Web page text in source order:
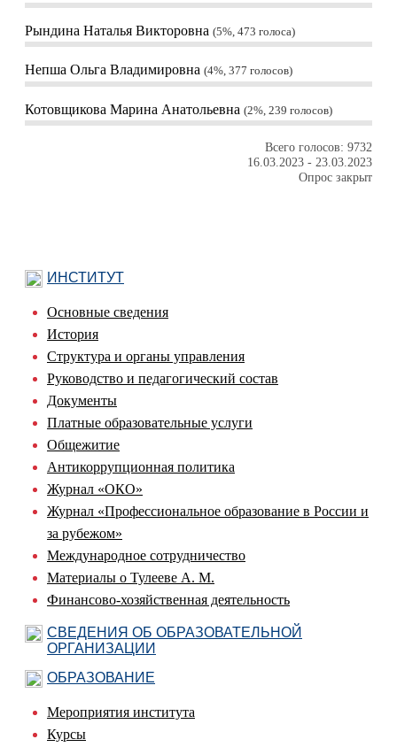
Рындина Наталья Викторовна 5%, 473 голоса
Непша Ольга Владимировна 4%, 377 голосов
Котовщикова Марина Анатольевна 2%, 239 голосов
Всего голосов: 9732
16.03.2023 - 23.03.2023
Опрос закрыт
ИНСТИТУТ
Основные сведения
История
Структура и органы управления
Руководство и педагогический состав
Документы
Платные образовательные услуги
Общежитие
Антикоррупционная политика
Журнал «ОКО»
Журнал «Профессиональное образование в России и
за рубежом»
Международное сотрудничество
Материалы о Тулееве А. М.
Финансово-хозяйственная деятельность
СВЕДЕНИЯ ОБ ОБРАЗОВАТЕЛЬНОЙ
ОРГАНИЗАЦИИ
ОБРАЗОВАНИЕ
Мероприятия института
Курсы